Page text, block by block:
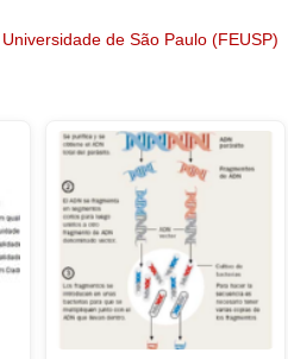
de São Paulo (FEUSP)